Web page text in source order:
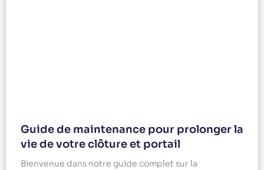
Guide de maintenance pour prolonger la
vie de votre clôture et portail
Bienvenue dans notre guide complet sur la